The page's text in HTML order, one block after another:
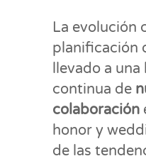
La evolución
planificación
llevado a una
continua de
colaboración
honor y
de las